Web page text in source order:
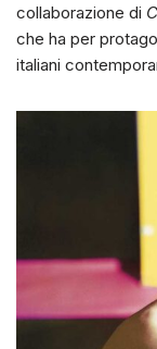
collaborazione di
che ha per
italiani